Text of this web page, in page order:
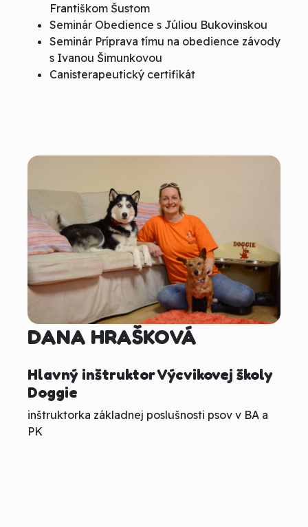
Františkom Šustom
Seminár Obedience s Júliou Bukovinskou
Seminár Príprava tímu na obedience závody
s Ivanou Šimunkovou
Canisterapeutický certifikát
DANA HRAŠKOVÁ
Hlavný inštruktor Výcvikovej školy
Doggie
inštruktorka základnej poslušnosti psov v BA a
PK